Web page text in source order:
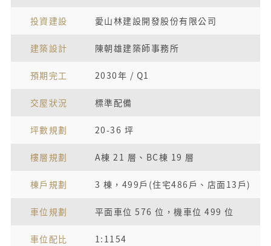
投資建設 愛山林建設開發股份有限公司
建築設計 陳朝雄建築師事務所
預期完工 2030年 / Q1
交屋狀況 標準配備
坪數規劃 20-36 坪
樓層規劃 A棟 21 層、BC棟 19 層
棟戶規劃 3 棟，499戶(住宅486戶、店面13戶)
車位規劃 平面車位 576 位，機車位 499 位
車位配比 1:1154